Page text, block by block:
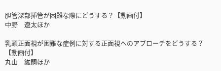
胆管深部挿管が困難な際にどうする？【動画付】
中野 遼太ほか
乳頭正面視が困難な症例に対する正面視へのアプローチをどうする？
【動画付】
丸山 紘嗣ほか